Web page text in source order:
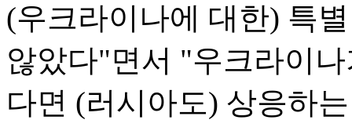
(우크라이나에 대한) 특
않았다"면서 "우크라이
다면 (러시아도) 상응하